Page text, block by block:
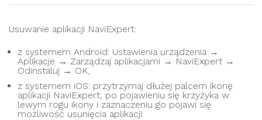
Usuwanie aplikacji NaviExpert:
z systemem Android: Ustawienia urządzenia →
Aplikacje → Zarządzaj aplikacjami → NaviExpert →
Odinstaluj → OK,
z systemem iOS: przytrzymaj dłużej palcem ikonę
aplikacji NaviExpert, po pojawieniu się krzyżyka w
lewym rogu ikony i zaznaczeniu go pojawi się
możliwość usunięcia aplikacji.